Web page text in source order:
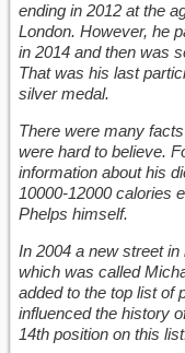
ending in 2012 at the
London. However, he
in 2014 and then was
That was his last
silver medal.
There were many
were hard to believe.
information about his
10000-12000 calories
Phelps himself.
In 2004 a new street
which was called
added to the top list of
influenced the history
14th position on this